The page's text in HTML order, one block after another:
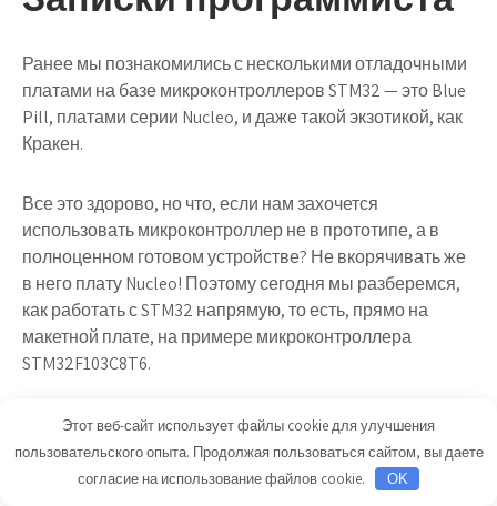
Ранее мы познакомились с несколькими отладочными
платами на базе микроконтроллеров STM32 — это Blue
Pill, платами серии Nucleo, и даже такой экзотикой, как
Кракен.
Все это здорово, но что, если нам захочется
использовать микроконтроллер не в прототипе, а в
полноценном готовом устройстве? Не вкорячивать же
в него плату Nucleo! Поэтому сегодня мы разберемся,
как работать с STM32 напрямую, то есть, прямо на
макетной плате, на примере микроконтроллера
STM32F103C8T6.
Казалось бы, тема эта несложная, однако есть пара
подводных граблей, про которые стоит знать.
Этот веб-сайт использует файлы cookie для улучшения
пользовательского опыта. Продолжая пользоваться сайтом, вы даете
согласие на использование файлов cookie.
OK